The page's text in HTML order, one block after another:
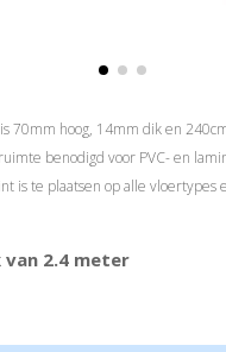
70mm hoog, 14mm dik en
benodigd voor PVC- en
is te plaatsen op alle vloertypes
folieplint is verkrijgbaar in meer
2.4 meter
in hetzelfde decor verkrijgbaar
van 2.4 meter